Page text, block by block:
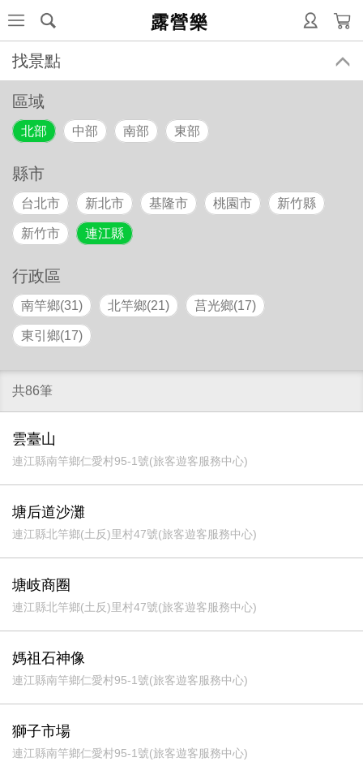
露營樂
找景點
區域
北部 中部 南部 東部
縣市
台北市 新北市 基隆市 桃園市 新竹縣
新竹市 連江縣
行政區
南竿鄉(31) 北竿鄉(21) 莒光鄉(17)
東引鄉(17)
共86筆
雲臺山
連江縣南竿鄉仁愛村95-1號(旅客遊客服務中心)
塘后道沙灘
連江縣北竿鄉(土反)里村47號(旅客遊客服務中心)
塘岐商圈
連江縣北竿鄉(土反)里村47號(旅客遊客服務中心)
媽祖石神像
連江縣南竿鄉仁愛村95-1號(旅客遊客服務中心)
獅子市場
連江縣南竿鄉仁愛村95-1號(旅客遊客服務中心)